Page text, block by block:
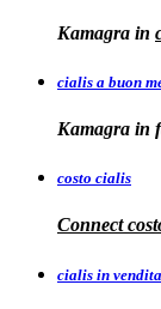
Kamagra in
cialis a buon
Kamagra in
costo cialis
Connect
cialis in vendita